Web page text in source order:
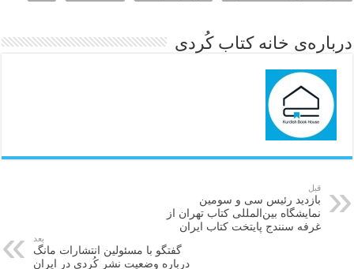
درباره‌ی خانه کتاب کُردی
قبل
بازدید رئیس سی و سومین
نمایشگاه بین‌المللی کتاب تهران از
غرفە سنندج پایتخت کتاب ایران
بعد
گفتگو با مسئولین انتشارات مانگ
درباره وضعیت نشر کُردی در ایران